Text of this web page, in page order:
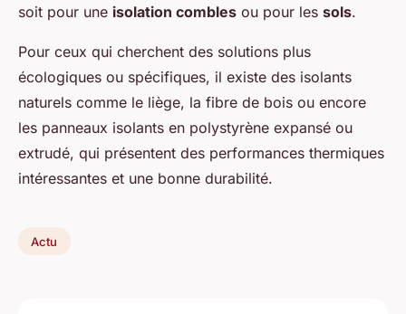
soit pour une isolation combles ou pour les sols.
Pour ceux qui cherchent des solutions plus
écologiques ou spécifiques, il existe des isolants
naturels comme le liège, la fibre de bois ou encore
les panneaux isolants en polystyrène expansé ou
extrudé, qui présentent des performances thermiques
intéressantes et une bonne durabilité.
Actu